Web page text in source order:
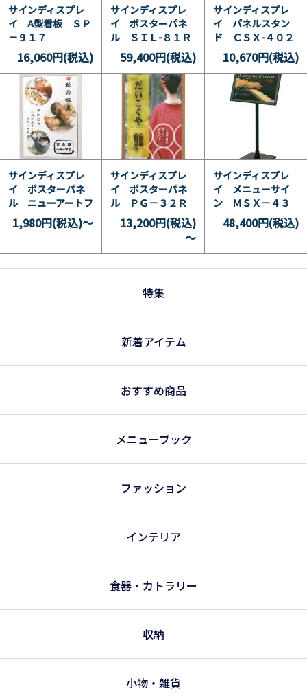
サインディスプレ
イ A型看板 ＳＰ
－９１７
16,060円(税込)
サインディスプレ
イ ポスターパネ
ル ＳＩＬ-８１Ｒ
59,400円(税込)
サインディスプレ
イ パネルスタン
ド ＣＳＸ-４０２
10,670円(税込)
サインディスプレ
イ ポスターパネ
ル ニューアートフ
レーム
1,980円(税込)～
サインディスプレ
イ ポスターパネ
ル ＰＧ－３２Ｒ
木目
13,200円(税込)
～
サインディスプレ
イ メニューサイ
ン ＭＳＸ－４３
48,400円(税込)
特集
新着アイテム
おすすめ商品
メニューブック
ファッション
インテリア
食器・カトラリー
収納
小物・雑貨